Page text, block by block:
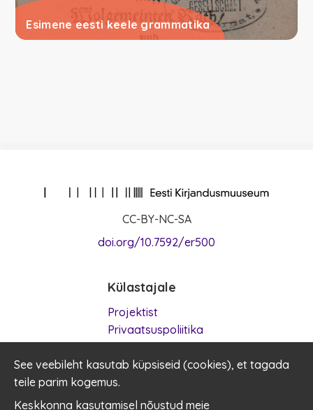
Esimene eesti keele grammatika
Külastajale
Projektist
Privaatsuspoliitika
Küpsised
CC-BY-NC-SA
doi.org/10.7592/er500
Kontakt
See veebileht kasutab küpsiseid (cookies), et tagada
teile parim kogemus.
Keskkonna kasutamisel nõustud meie